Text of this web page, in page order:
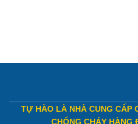
TỰ HÀO LÀ NHÀ CUNG CẤP
CHỐNG CHÁY HÀNG